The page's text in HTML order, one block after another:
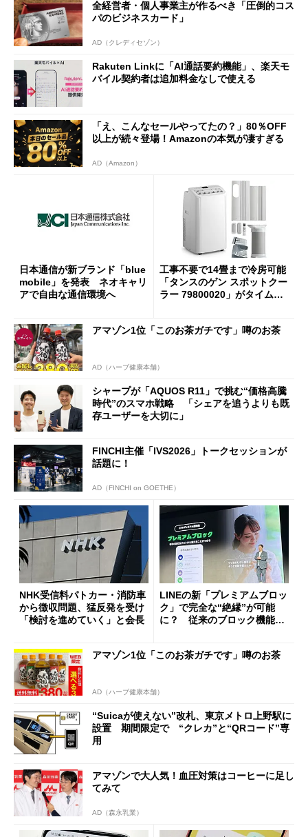
全経営者・個人事業主が作るべき「圧倒的コス
パのビジネスカード」
AD（クレディセゾン）
Rakuten Linkに「AI通話要約機能」、楽天モ
バイル契約者は追加料金なしで使える
「え、こんなセールやってたの？」80％OFF
以上が続々登場！Amazonの本気が凄すぎる
AD（Amazon）
日本通信が新ブランド「blue
mobile」を発表 ネオキャリ
アで自由な通信環境へ
工事不要で14畳まで冷房可能
「タンスのゲン スポットクー
ラー 79800020」がタイムセ
アマゾン1位「このお茶ガチです」噂のお茶
AD（ハーブ健康本舗）
シャープが「AQUOS R11」で挑む“価格高騰
時代”のスマホ戦略 「シェアを追うよりも既
存ユーザーを大切に」
FINCHI主催「IVS2026」トークセッションが
話題に！
AD（FINCHI on GOETHE）
NHK受信料パトカー・消防車
から徴収問題、猛反発を受け
「検討を進めていく」と会長
LINEの新「プレミアムブロッ
ク」で完全な“絶縁”が可能
に？ 従来のブロック機能と
アマゾン1位「このお茶ガチです」噂のお茶
AD（ハーブ健康本舗）
“Suicaが使えない”改札、東京メトロ上野駅に
設置 期間限定で “クレカ”と“QRコード”専
用
アマゾンで大人気！血圧対策はコーヒーに足し
てみて
AD（森永乳業）